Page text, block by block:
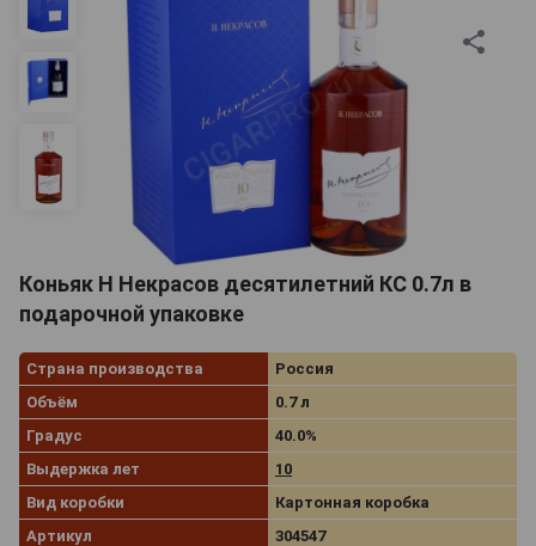
Коньяк Н Некрасов десятилетний КС 0.7л в
подарочной упаковке
Страна производства
Россия
Объём
0.7 л
Градус
40.0%
Выдержка лет
10
Вид коробки
Картонная коробка
Артикул
304547